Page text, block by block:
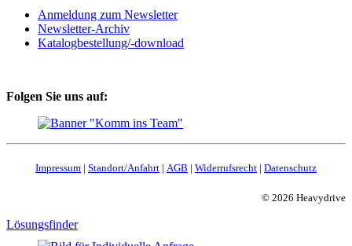
Anmeldung zum Newsletter
Newsletter-Archiv
Katalogbestellung/-download
Folgen Sie uns auf:
Impressum | Standort/Anfahrt | AGB | Widerrufsrecht | Datenschutz
© 2026 Heavydrive
Lösungsfinder